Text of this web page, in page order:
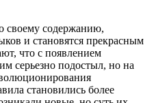
своему содержанию,
и становятся прекрасным
что с появлением
серьезно подостыл, но на
становились более